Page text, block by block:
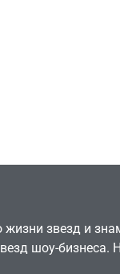
жизни звезд и
шоу-бизнеса.